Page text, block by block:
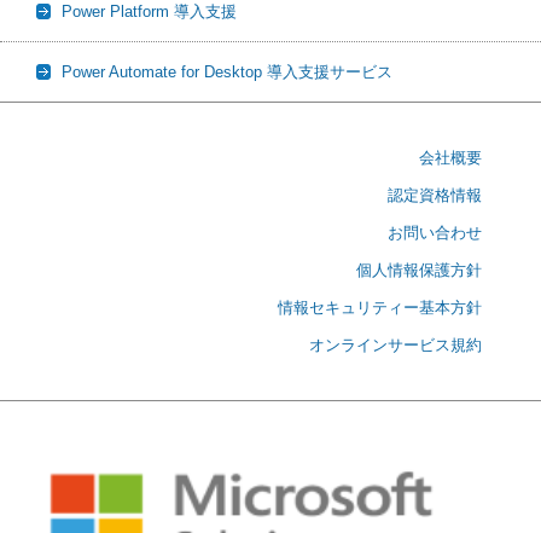
Power Platform 導入支援
Power Automate for Desktop 導入支援サービス
会社概要
認定資格情報
お問い合わせ
個人情報保護方針
情報セキュリティー基本方針
オンラインサービス規約